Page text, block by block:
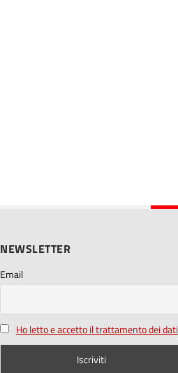
NEWSLETTER
Email
Ho letto e accetto il trattamento dei dati